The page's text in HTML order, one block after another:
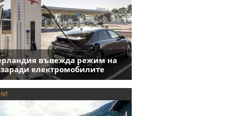
въвежда режим на
заради електромобилите